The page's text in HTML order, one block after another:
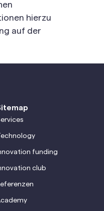
hierzu
auf der
funding
club